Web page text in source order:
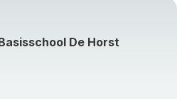
De Horst